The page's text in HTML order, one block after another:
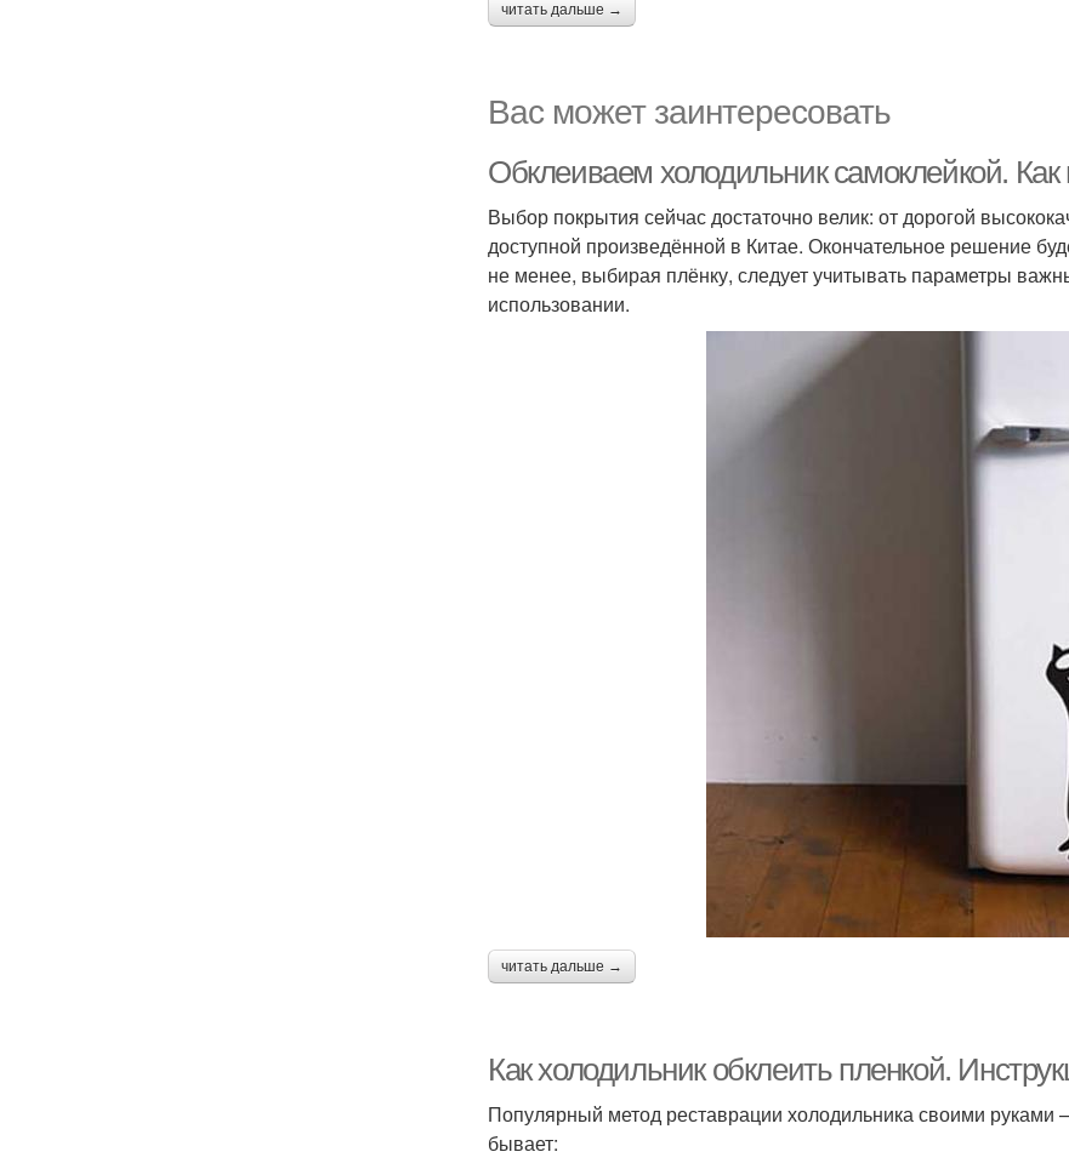
читать дальше →
Вас может заинтересовать
Обклеиваем холодильник самоклейкой.
Выбор покрытия сейчас достаточно велик: от дорогой
доступной произведённой в Китае. Окончательное решение
не менее, выбирая плёнку, следует учитывать параметры
использовании.
читать дальше →
Как холодильник обклеить пленкой.
Популярный метод реставрации холодильника своими
бывает: